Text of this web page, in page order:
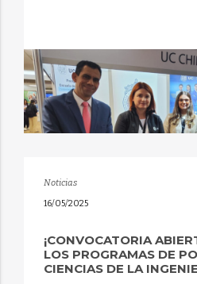
Noticias
16/05/2025
¡CONVOCATORIA
LOS PROGRAMAS DE
CIENCIAS DE LA